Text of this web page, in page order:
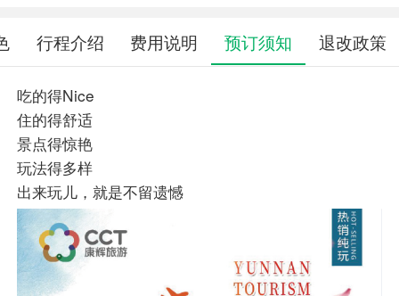
行程介绍 费用说明 预订须知 退改政策
吃的得Nice
住的得舒适
景点得惊艳
玩法得多样
出来玩儿，就是不留遗憾